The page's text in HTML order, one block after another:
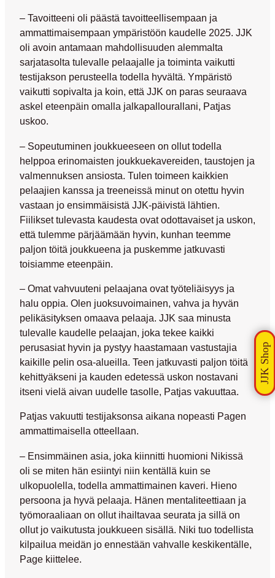
– Tavoitteeni oli päästä tavoitteellisempaan ja
ammattimaisempaan ympäristöön kaudelle 2025. JJK
oli avoin antamaan mahdollisuuden alemmalta
sarjatasolta tulevalle pelaajalle ja toiminta vaikutti
testijakson perusteella todella hyvältä. Ympäristö
vaikutti sopivalta ja koin, että JJK on paras seuraava
askel eteenpäin omalla jalkapallourallani, Patjas
uskoo.
– Sopeutuminen joukkueeseen on ollut todella
helppoa erinomaisten joukkuekavereiden, taustojen ja
valmennuksen ansiosta. Tulen toimeen kaikkien
pelaajien kanssa ja treeneissä minut on otettu hyvin
vastaan jo ensimmäisistä JJK-päivistä lähtien.
Fiilikset tulevasta kaudesta ovat odottavaiset ja uskon,
että tulemme pärjäämään hyvin, kunhan teemme
paljon töitä joukkueena ja puskemme jatkuvasti
toisiamme eteenpäin.
– Omat vahvuuteni pelaajana ovat työteliäisyys ja
halu oppia. Olen juoksuvoimainen, vahva ja hyvän
pelikäsityksen omaava pelaaja. JJK saa minusta
tulevalle kaudelle pelaajan, joka tekee kaikki
perusasiat hyvin ja pystyy haastamaan vastustajia
kaikille pelin osa-alueilla. Teen jatkuvasti paljon töitä
kehittyäkseni ja kauden edetessä uskon nostavani
itseni vielä aivan uudelle tasolle, Patjas vakuuttaa.
Patjas vakuutti testijaksonsa aikana nopeasti Pagen
ammattimaisella otteellaan.
– Ensimmäinen asia, joka kiinnitti huomioni Nikissä
oli se miten hän esiintyi niin kentällä kuin se
ulkopuolella, todella ammattimainen kaveri. Hieno
persoona ja hyvä pelaaja. Hänen mentaliteettiaan ja
työmoraaliaan on ollut ihailtavaa seurata ja sillä on
ollut jo vaikutusta joukkueen sisällä. Niki tuo todellista
kilpailua meidän jo ennestään vahvalle keskikentälle,
Page kiittelee.